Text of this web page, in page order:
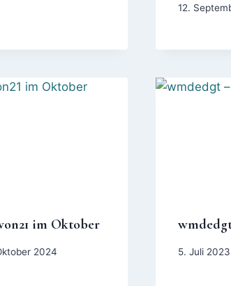
12.
im Oktober
2024 5. Juli 2023